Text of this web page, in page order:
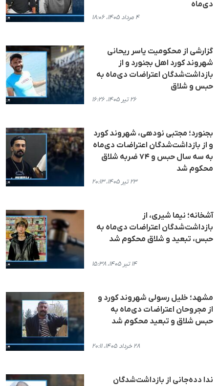
دی‌ماه
۴ مرداد ۱۴۰۵، ۱۸:۰۶
گزارشی از محکومیت یاسر ریحانی
شهروند کورد اهل بجنورد و از
بازداشت‌شدگان اعتراضات دی‌ماه به
حبس و شلاق
۲۶ تیر ۱۴۰۵، ۱۶:۲۶
بجنورد؛ مجتبی نودهی، شهروند کورد
و از بازداشت‌شدگان اعتراضات دی‌ماه
به سه سال حبس و ۷۴ ضربه شلاق
محکوم شد
۲۳ تیر ۱۴۰۵، ۲۰:۱۳
آشخانه؛ نیما شیری، از
بازداشت‌شدگان اعتراضات دی‌ماه به
حبس، تبعید و شلاق محکوم شد
۱۴ تیر ۱۴۰۵، ۱۵:۳۸
مشهد؛ خلیل رسولی شهروند کورد و
از مجروحان اعتراضات دی‌ماه به
حبس شلاق و تبعید محکوم شد
۲۸ خرداد ۱۴۰۵، ۲۰:۱۱
ندا دده‌جانی از بازداشت‌شدگان